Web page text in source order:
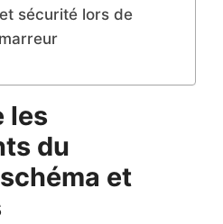
sécurité lors de
les
du
et